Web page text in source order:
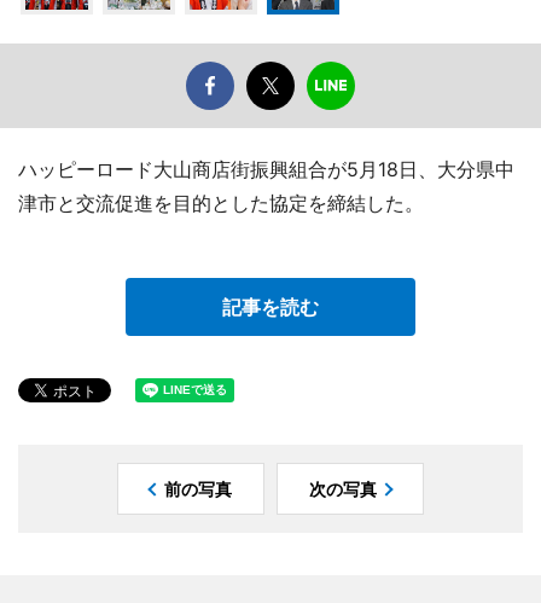
ハッピーロード大山商店街振興組合が5月18日、大分県中
津市と交流促進を目的とした協定を締結した。
記事を読む
前の写真 次の写真